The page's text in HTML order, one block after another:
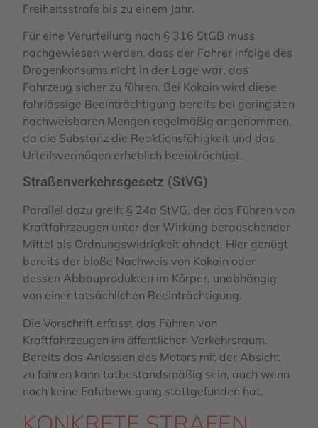
Freiheitsstrafe bis zu einem Jahr.
Für eine Verurteilung nach § 316 StGB muss
nachgewiesen werden, dass der Fahrer infolge des
Drogenkonsums nicht in der Lage war, das
Fahrzeug sicher zu führen. Bei Kokain wird diese
fahrlässige Beeinträchtigung bereits bei geringsten
nachweisbaren Mengen regelmäßig angenommen,
da die Substanz die Reaktionsfähigkeit und das
Urteilsvermögen erheblich beeinträchtigt.
Straßenverkehrsgesetz (StVG)
Parallel dazu greift § 24a StVG, der das Führen von
Kraftfahrzeugen unter der Wirkung berauschender
Mittel als Ordnungswidrigkeit ahndet. Hier genügt
bereits der bloße Nachweis von Kokain oder
dessen Abbauprodukten im Körper, unabhängig
von einer tatsächlichen Beeinträchtigung.
Die Vorschrift erfasst das Führen von
Kraftfahrzeugen im öffentlichen Verkehrsraum.
Bereits das Anlassen des Motors mit der Absicht
zu fahren kann tatbestandsmäßig sein, auch wenn
noch keine Fahrbewegung stattgefunden hat.